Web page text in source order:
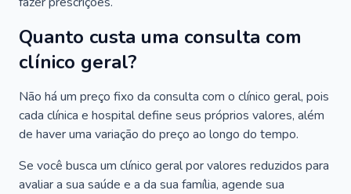
Quanto custa uma consulta com
clínico geral?
Não há um preço fixo da consulta com o clínico geral, pois
cada clínica e hospital define seus próprios valores, além
de haver uma variação do preço ao longo do tempo.
Se você busca um clínico geral por valores reduzidos para
avaliar a sua saúde e a da sua família, agende sua